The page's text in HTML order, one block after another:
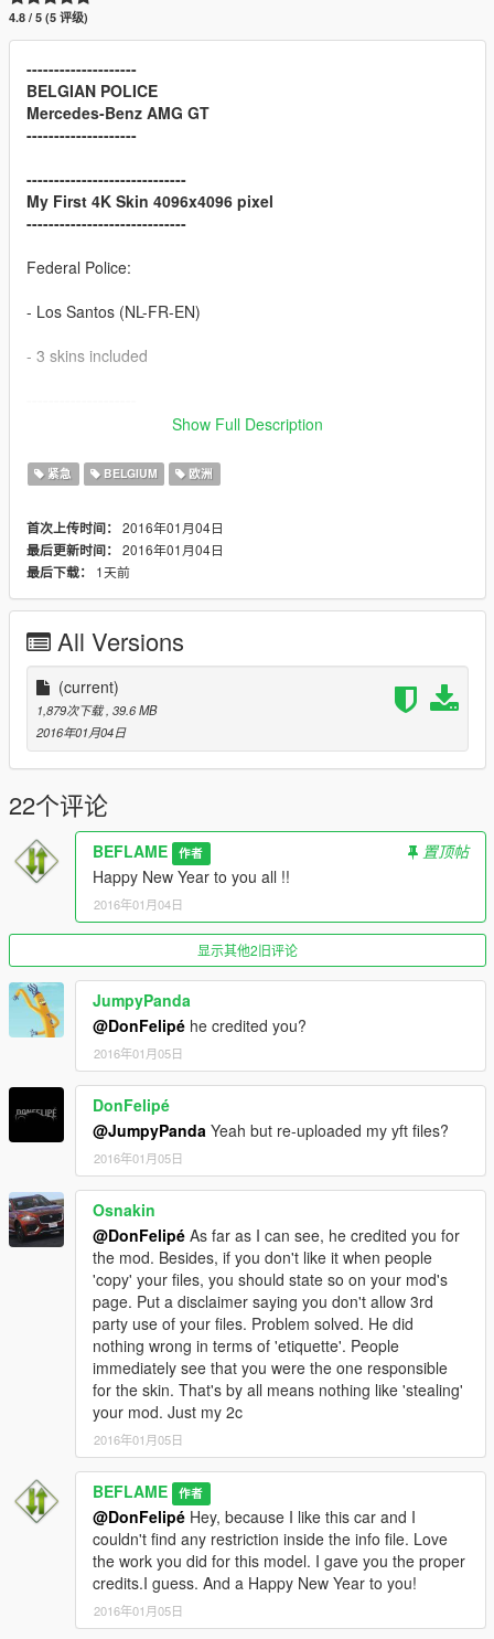
4.8 / 5 (5 评级)
--------------------
BELGIAN POLICE
Mercedes-Benz AMG GT
--------------------
-----------------------------
My First 4K Skin 4096x4096 pixel
-----------------------------
Federal Police:
- Los Santos (NL-FR-EN)
- 3 skins included
You can choose a version :)
police3
- police3.yft
- police3.ytd
- police3+hi.ytd
INSTALL INTO FOLDER:
update\x64\dlcpacks\patchday4ng\dlc.rpf\x64\levels\gta5\vehicl
es.rpf
Sheriff
- all files
INSTALL INTO FOLDER:
update\x64\dlcpacks\patchday3ng\dlc.rpf\x64\levels\gta5\vehicl
Model Credits
--------------------
- GTA V Convert: zQrba
- LAPD Version: DonFelipé
--------------------
--------------------
- Belgian Police Skins (Beflame)
Show Full Description
紧急 BELGIUM 欧洲
首次上传时间： 2016年01月04日
最后更新时间： 2016年01月04日
最后下载：
1天前
All Versions
(current)
1,879次下载, 39.6 MB
2016年01月04日
22个评论
BEFLAME 作者
置顶帖
Happy New Year to you all !!
2016年01月04日
显示其他2旧评论
JumpyPanda
@DonFelipé he credited you?
2016年01月05日
DonFelipé
@JumpyPanda Yeah but re-uploaded my yft files?
2016年01月05日
Osnakin
@DonFelipé As far as I can see, he credited you for
the mod. Besides, if you don't like it when people
'copy' your files, you should state so on your mod's
page. Put a disclaimer saying you don't allow 3rd
party use of your files. Problem solved. He did
nothing wrong in terms of 'etiquette'. People
immediately see that you were the one responsible
for the skin. That's by all means nothing like 'stealing'
your mod. Just my 2c
2016年01月05日
BEFLAME 作者
@DonFelipé Hey, because I like this car and I
couldn't find any restriction inside the info file. Love
the work you did for this model. I gave you the proper
credits.I guess. And a Happy New Year to you!
2016年01月05日